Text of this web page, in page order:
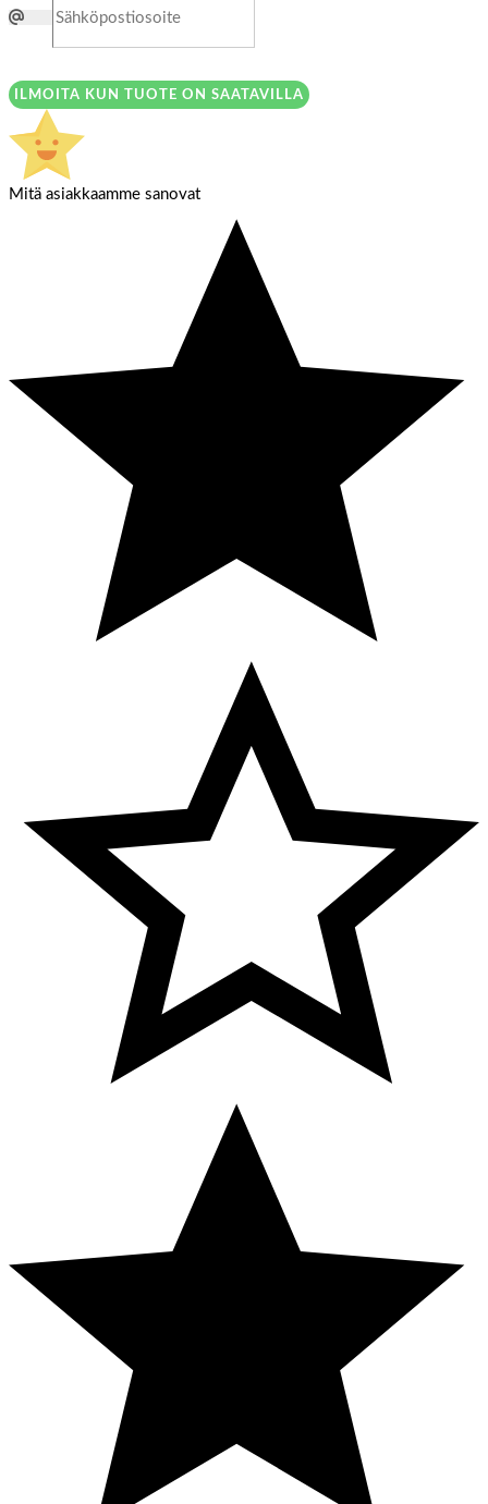
ILMOITA KUN TUOTE ON SAATAVILLA
Mitä asiakkaamme sanovat